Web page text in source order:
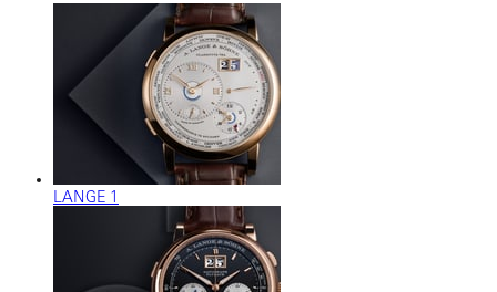
LANGE 1